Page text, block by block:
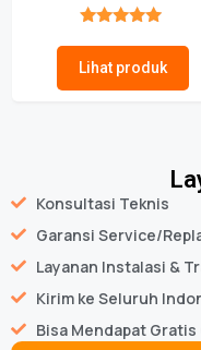
Lihat produk
Konsultasi Teknis
Garansi Service/
Layanan Instalasi &
Kirim ke Seluruh
Bisa Mendapat Gratis